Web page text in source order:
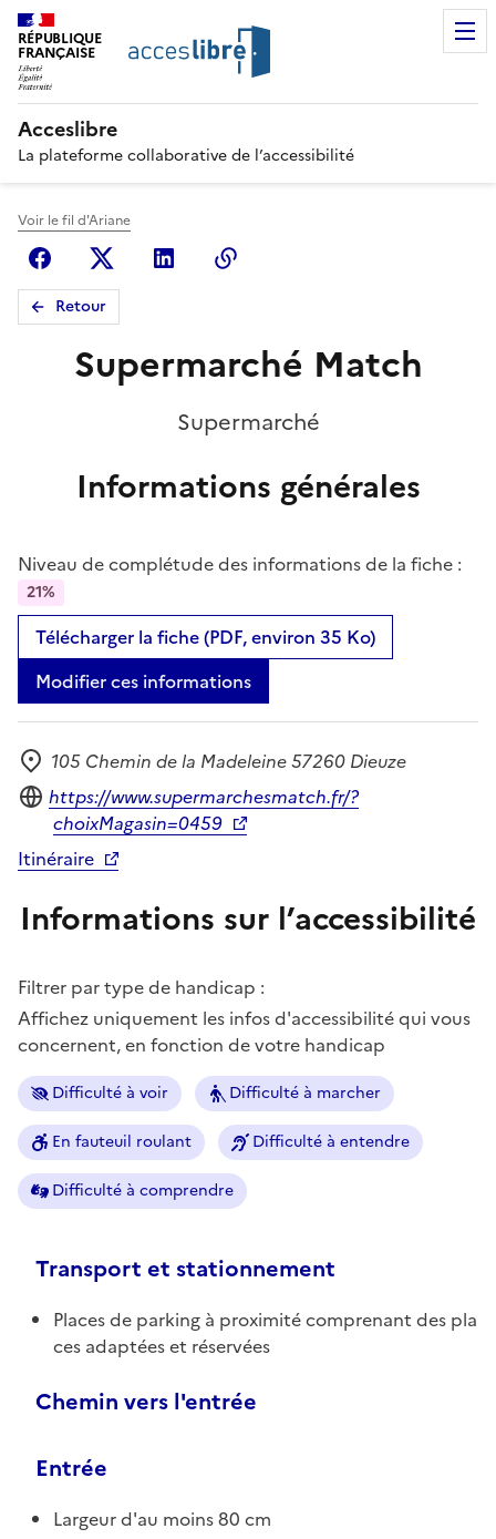
RÉPUBLIQUE
FRANÇAISE
Acceslibre
La plateforme collaborative de l’accessibilité
Voir le fil d'Ariane
FacebookX (anciennement Twitter)
Linkedin
Retour
Supermarché Match
Supermarché
Informations générales
Niveau de complétude des informations de la fiche :
21%
Télécharger la fiche (PDF, environ 35 Ko)
Modifier ces informations
Adresse
105 Chemin de la Madeleine 57260 Dieuze
Site internet
https://www.supermarchesmatch.fr/?
choixMagasin=0459
Itinéraire
Informations sur l’accessibilité
Filtrer par type de handicap :
Affichez uniquement les infos d'accessibilité qui vous
concernent, en fonction de votre handicap
Difficulté à voir Difficulté à marcher
En fauteuil roulant Difficulté à entendre
Difficulté à comprendre
Transport et stationnement
Places de parking à proximité comprenant des pla
ces adaptées et réservées
Chemin vers l'entrée
Entrée
Largeur d'au moins 80 cm